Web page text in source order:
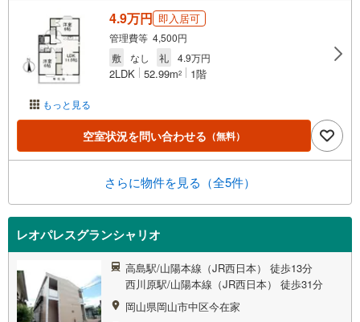
もっと見る
4.9万円 即入居可
管理費等 4,500円
敷
なし 礼 4.9万円
2LDK 52.99m2 1階
空室状況を問い合わせる （無料）
さらに物件を見る（全5件）
レオパレスグランシャリオ
高島駅/山陽本線（JR西日本） 徒歩13分
西川原駅/山陽本線（JR西日本） 徒歩31分
岡山県岡山市中区今在家